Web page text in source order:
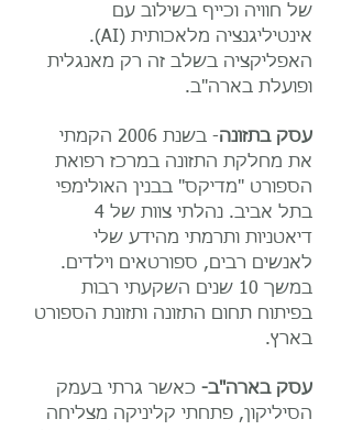
של חוויה וכייף בשילוב עם
אינטיליגנציה מלאכותית (AI).
האפליקציה בשלב זה רק מאנגלית
ופועלת בארה"ב.
עסק בתזונה
- בשנת 2006 הקמתי
את מחלקת התזונה במרכז רפואת
הספורט "מדיקס" בבנין האולימפי
בתל אביב. נהלתי צוות של 4
דיאטניות ותרמתי מהידע שלי
לאנשים רבים, ספורטאים וילדים.
במשך 10 שנים השקעתי רבות
בפיתוח תחום התזונה ותזונת הספורט
בארץ.
עסק בארה"ב- כאשר גרתי בעמק
הסיליקון, פתחתי קליניקה מצליחה